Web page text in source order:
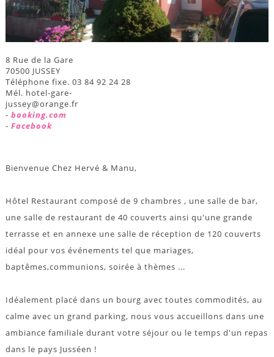
8 Rue de la Gare
70500 JUSSEY
Téléphone fixe. 03 84 92 24 28
Mél. hotel-gare-
jussey@orange.fr
- booking.com
- Facebook
Bienvenue Chez Hervé & Manu,
Hôtel Restaurant composé de 9 chambres , une salle de bar,
une salle de restaurant de 40 couverts ainsi qu'une grande
terrasse et en annexe une salle de réception de 120 couverts
idéal pour vos événements tel que mariages,
baptêmes,communions, soirée à thèmes ...
Idéalement placé dans un bourg avec toutes commodités, au
calme avec un grand parking, nous vous accueillons dans une
ambiance familiale durant votre séjour ou le temps d'un repas
dans le pays Jusséen !